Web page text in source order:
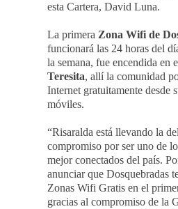
esta Cartera, David Luna.
La primera Zona Wifi de
funcionará las 24 horas del
la semana, fue encendida en
Teresita, allí la comunidad
Internet gratuitamente desde
móviles.
“Risaralda está llevando la
compromiso por ser uno de
mejor conectados del país.
anunciar que Dosquebradas
Zonas Wifi Gratis en el
gracias al compromiso de la